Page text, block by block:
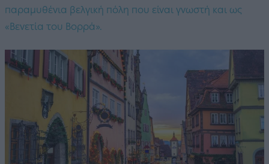
παραμυθένια βελγική πόλη που είναι γνωστή και ως
«Βενετία του Βορρά».